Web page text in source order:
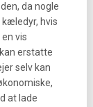
da nogle
hvis
vis
erstatte
selv kan
at lade